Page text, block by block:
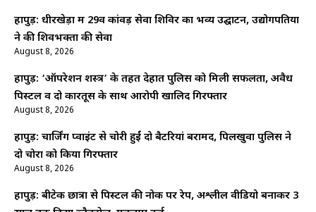
हापुड़: धीरखेड़ा में 29वें कांवड़ सेवा शिविर का भव्य उद्घाटन, उद्योगपतियों
ने की शिवभक्तों की सेवा
August 8, 2026
हापुड़: ‘ऑपरेशन शस्त्र’ के तहत देहात पुलिस को मिली सफलता, अवैध
पिस्टल व दो कारतूस के साथ आरोपी खालिद गिरफ्तार
August 8, 2026
हापुड़: चार्जिंग प्वाइंट से चोरी हुईं दो बैटरियां बरामद, पिलखुवा पुलिस ने
दो चोरों को किया गिरफ्तार
August 8, 2026
हापुड़: बीटेक छात्रा से पिस्टल की नोक पर रेप, अश्लील वीडियो बनाकर 3